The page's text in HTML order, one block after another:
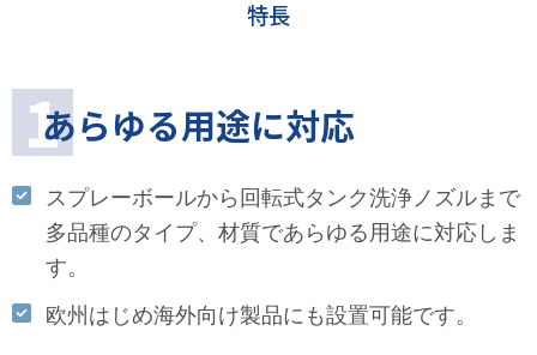
あらゆる用途に対応
スプレーボールから回転式タンク洗浄ノズルまで
多品種のタイプ、材質であらゆる用途に対応しま
す。
欧州はじめ海外向け製品にも設置可能です。